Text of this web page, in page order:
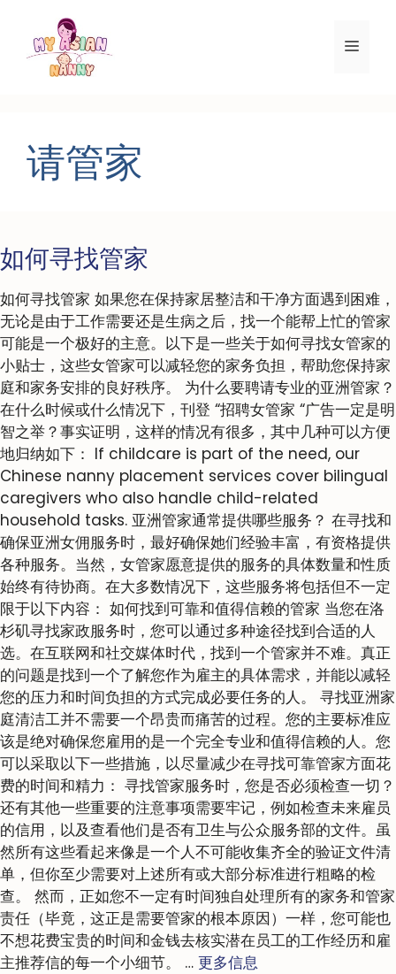
菜
请管家
如何寻找管家
如何寻找管家 如果您在保持家居整洁和干净方面遇到困难，
无论是由于工作需要还是生病之后，找一个能帮上忙的管家
可能是一个极好的主意。以下是一些关于如何寻找女管家的
小贴士，这些女管家可以减轻您的家务负担，帮助您保持家
庭和家务安排的良好秩序。 为什么要聘请专业的亚洲管家？
在什么时候或什么情况下，刊登 “招聘女管家 “广告一定是明
智之举？事实证明，这样的情况有很多，其中几种可以方便
地归纳如下： If childcare is part of the need, our
Chinese nanny placement services cover bilingual
caregivers who also handle child-related
household tasks. 亚洲管家通常提供哪些服务？ 在寻找和
确保亚洲女佣服务时，最好确保她们经验丰富，有资格提供
各种服务。当然，女管家愿意提供的服务的具体数量和性质
始终有待协商。在大多数情况下，这些服务将包括但不一定
限于以下内容： 如何找到可靠和值得信赖的管家 当您在洛
杉矶寻找家政服务时，您可以通过多种途径找到合适的人
选。在互联网和社交媒体时代，找到一个管家并不难。真正
的问题是找到一个了解您作为雇主的具体需求，并能以减轻
您的压力和时间负担的方式完成必要任务的人。 寻找亚洲家
庭清洁工并不需要一个昂贵而痛苦的过程。您的主要标准应
该是绝对确保您雇用的是一个完全专业和值得信赖的人。您
可以采取以下一些措施，以尽量减少在寻找可靠管家方面花
费的时间和精力： 寻找管家服务时，您是否必须检查一切？
还有其他一些重要的注意事项需要牢记，例如检查未来雇员
的信用，以及查看他们是否有卫生与公众服务部的文件。虽
然所有这些看起来像是一个人不可能收集齐全的验证文件清
单，但你至少需要对上述所有或大部分标准进行粗略的检
查。 然而，正如您不一定有时间独自处理所有的家务和管家
责任（毕竟，这正是需要管家的根本原因）一样，您可能也
不想花费宝贵的时间和金钱去核实潜在员工的工作经历和雇
主推荐信的每一个小细节。 … 更多信息